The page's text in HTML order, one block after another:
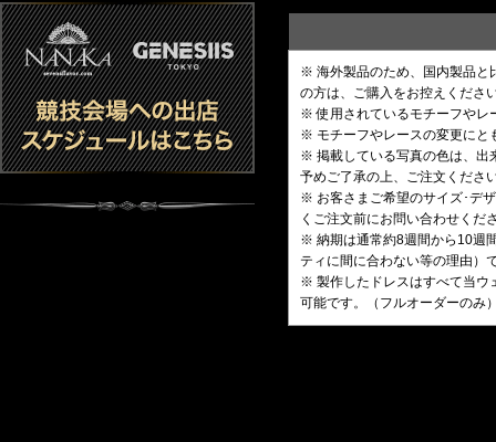
※ 海外製品のため、国内製品と
の方は、ご購入をお控えくださ
※ 使用されているモチーフやレ
※ モチーフやレースの変更にと
※ 掲載している写真の色は、出
予めご了承の上、ご注文くださ
※ お客さまご希望のサイズ･デ
くご注文前にお問い合わせくだ
※ 納期は通常約8週間から10週
ティに間に合わない等の理由）
※ 製作したドレスはすべて当ウ
可能です。（フルオーダーのみ